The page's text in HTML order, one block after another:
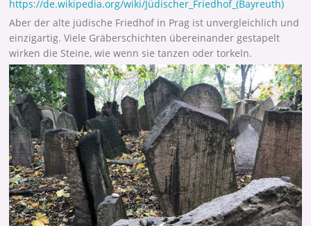
https://de.wikipedia.org/wiki/Jüdischer_Friedhof_(Bayreuth)
Aber der alte jüdische Friedhof in Prag ist unvergleichlich und
einzigartig. Viele Gräberschichten übereinander gestapelt
wirken die Steine, wie wenn sie tanzen oder torkeln.